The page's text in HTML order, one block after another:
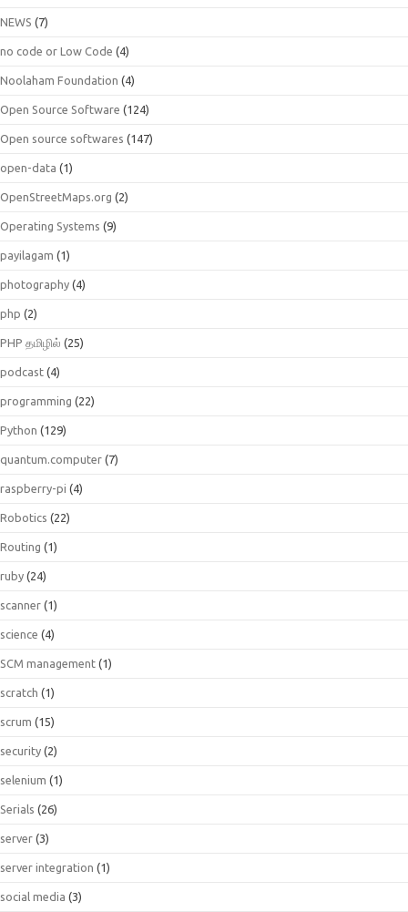
NEWS (7)
no code or Low Code (4)
Noolaham Foundation (4)
Open Source Software (124)
Open source softwares (147)
open-data (1)
OpenStreetMaps.org (2)
Operating Systems (9)
payilagam (1)
photography (4)
php (2)
PHP தமிழில் (25)
podcast (4)
programming (22)
Python (129)
quantum.computer (7)
raspberry-pi (4)
Robotics (22)
Routing (1)
ruby (24)
scanner (1)
science (4)
SCM management (1)
scratch (1)
scrum (15)
security (2)
selenium (1)
Serials (26)
server (3)
server integration (1)
social media (3)